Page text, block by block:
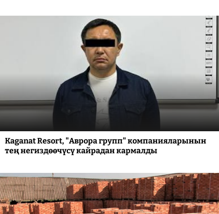
Kaganat Resort, "Аврора групп" компанияларынын
тең негиздөөчүсү кайрадан кармалды